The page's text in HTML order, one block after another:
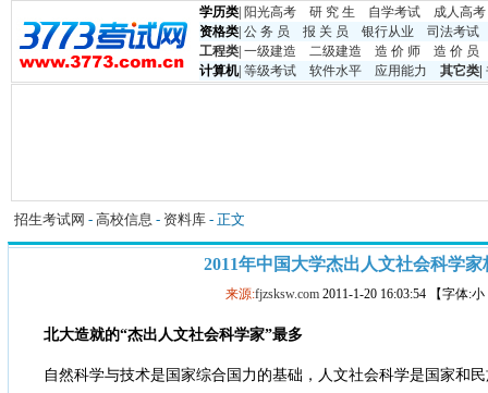
学历类 阳光高考 研 究 生 自学考试
成人高考
资格类 公 务 员 报 关 员 银行从业
司法考试
工程类 一级建造 二级建造 造 价 师
造 价 员
计算机| 等级考试 软件水平 应用能力 其它类
招生考试网 - 高校信息 - 资料库 - 正文
2011年中国大学杰出人文社会科学家
来源:fjzsksw.com 2011-1-20 16:03:54 【字体:
北大造就的“杰出人文社会科学家”最多
自然科学与技术是国家综合国力的基础，人文社会科学是国家和